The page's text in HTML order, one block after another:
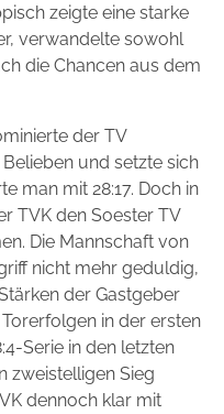
zeigte eine starke
verwandelte sowohl
die Chancen aus dem
der TV
und setzte sich
man mit 28:17. Doch in
TVK den Soester TV
Die Mannschaft von
nicht mehr geduldig,
der Gastgeber
in der ersten
Serie in den letzten
zweistelligen Sieg
dennoch klar mit